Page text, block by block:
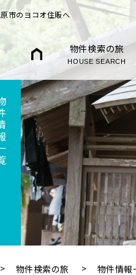
市のヨコオ住販へ
物件検索の旅
HOUSE SEARCH
一覧
物件検索の旅 物件情報